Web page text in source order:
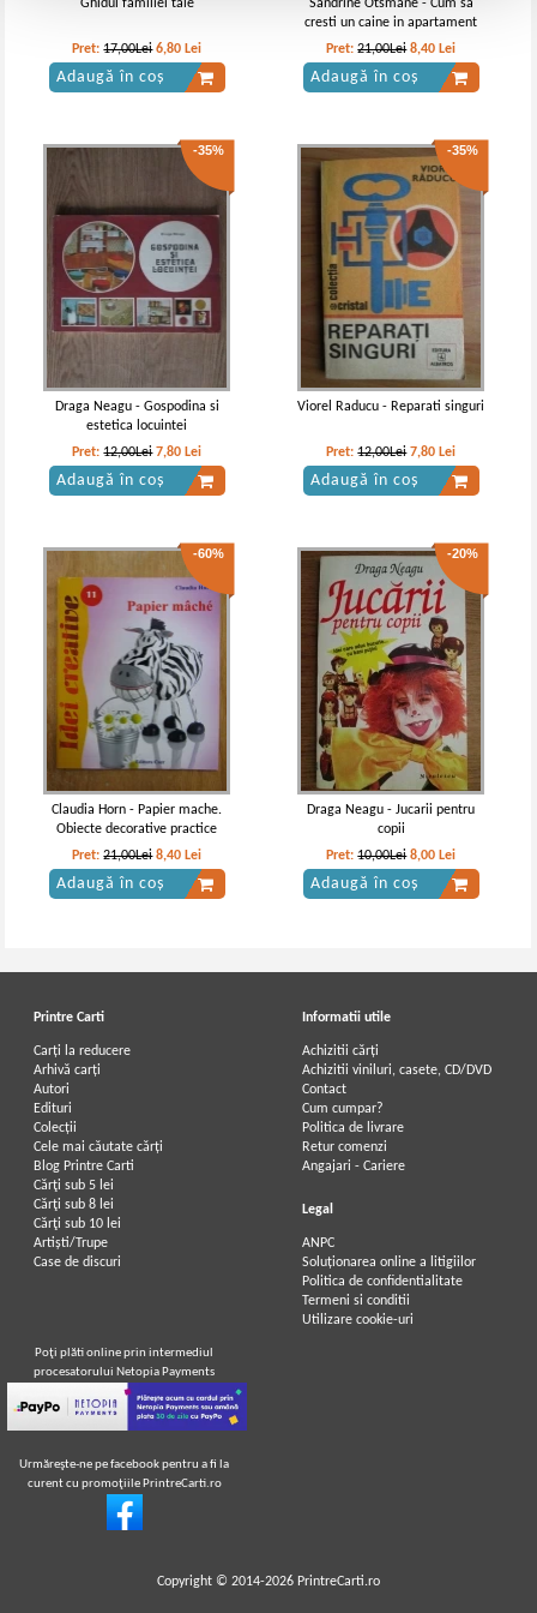
Ghidul familiei tale
Pret:17,00Lei 6,80 Lei
Adaugă în coș
Sandrine Otsmane - Cum sa
cresti un caine in apartament
Pret:21,00Lei 8,40 Lei
Adaugă în coș
-35%
Draga Neagu - Gospodina si
estetica locuintei
Pret:12,00Lei 7,80 Lei
Adaugă în coș
-35%
Viorel Raducu - Reparati singuri
Pret:12,00Lei 7,80 Lei
Adaugă în coș
-60%
Claudia Horn - Papier mache.
Obiecte decorative practice
Pret:21,00Lei 8,40 Lei
Adaugă în coș
-20%
Draga Neagu - Jucarii pentru
copii
Pret:10,00Lei 8,00 Lei
Adaugă în coș
Printre Carti
Carți la reducere
Arhivă carți
Autori
Edituri
Colecții
Cele mai căutate cărți
Blog Printre Carti
Cărţi sub 5 lei
Cărţi sub 8 lei
Cărţi sub 10 lei
Artiști/Trupe
Case de discuri
Informatii utile
Achizitii cărți
Achizitii viniluri, casete, CD/DVD
Contact
Cum cumpar?
Politica de livrare
Retur comenzi
Angajari - Cariere
Legal
ANPC
Soluționarea online a litigiilor
Politica de confidentialitate
Termeni si conditii
Utilizare cookie-uri
Poţi plăti online prin intermediul
procesatorului Netopia Payments
Urmăreşte-ne pe facebook pentru a fi la
curent cu promoţiile PrintreCarti.ro
Copyright © 2014-2026 PrintreCarti.ro